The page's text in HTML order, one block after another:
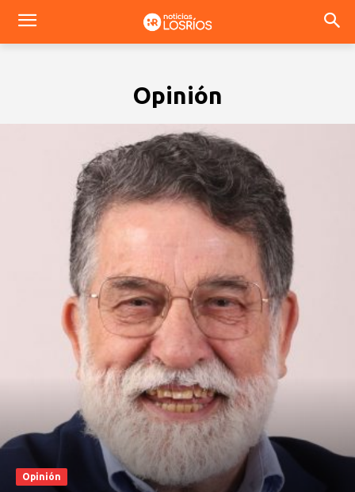
Opinión
Opinión